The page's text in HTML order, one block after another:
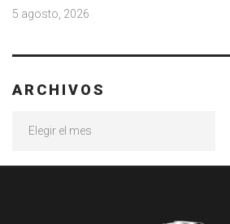
5 agosto, 2026
ARCHIVOS